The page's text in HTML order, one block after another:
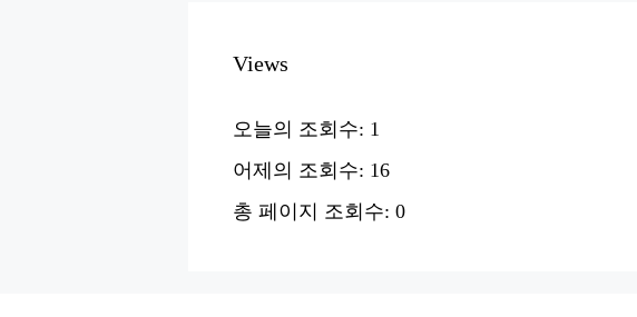
Views
오늘의 조회수: 1
어제의 조회수: 16
총 페이지 조회수: 0